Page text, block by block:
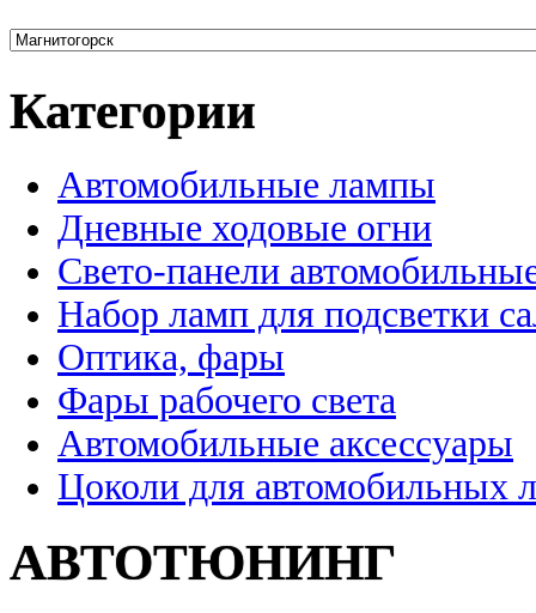
Категории
Автомобильные лампы
Дневные ходовые огни
Свето-панели
Набор ламп для подсветки
Оптика, фары
Фары рабочего света
Автомобильные аксессуары
Цоколи для автомобильных
АВТОТЮНИНГ